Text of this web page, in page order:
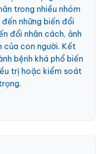
trong nhiều nhóm
những biến đổi
đổi nhân cách, ảnh
của con người. Kết
bệnh khá phổ biến
trị hoặc kiểm soát